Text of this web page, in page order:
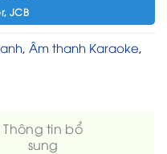
JCB
Âm thanh Karaoke
Thông tin bổ
sung